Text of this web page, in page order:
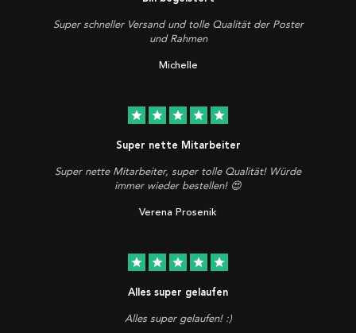
Super schneller Versand und tolle Qualität der Poster
und Rahmen
Michelle
star star star star star
Super nette Mitarbeiter
Super nette Mitarbeiter, super tolle Qualität! Würde
immer wieder bestellen! 😍
Verena Prosenik
star star star star star
Alles super gelaufen
Alles super gelaufen! :)